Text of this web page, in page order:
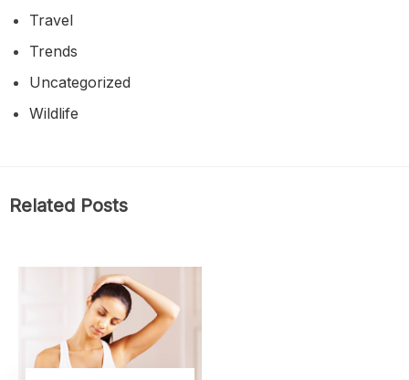
Travel
Trends
Uncategorized
Wildlife
Related Posts